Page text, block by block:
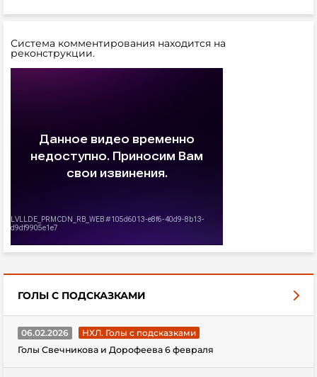
Система комментирования находится на
реконструкции.
ГОЛЫ С ПОДСКАЗКАМИ
06.02.2026
НХЛ. Голы с подсказками
Голы Свечникова и Дорофеева 6 февраля